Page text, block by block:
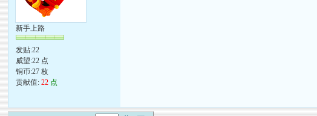
新手上路
发贴:22
威望:22 点
铜币:27 枚
贡献值:22 点